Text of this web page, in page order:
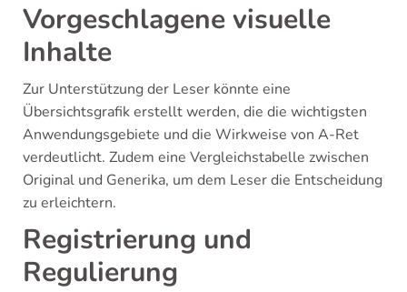
Vorgeschlagene visuelle
Inhalte
Zur Unterstützung der Leser könnte eine
Übersichtsgrafik erstellt werden, die die wichtigsten
Anwendungsgebiete und die Wirkweise von A-Ret
verdeutlicht. Zudem eine Vergleichstabelle zwischen
Original und Generika, um dem Leser die Entscheidung
zu erleichtern.
Registrierung und
Regulierung